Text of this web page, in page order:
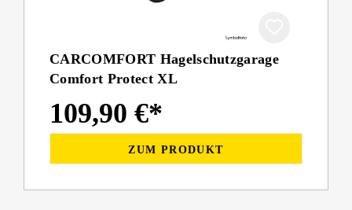
CARCOMFORT Hagelschutzgarage
Comfort Protect XL
109,90 €*
ZUM PRODUKT